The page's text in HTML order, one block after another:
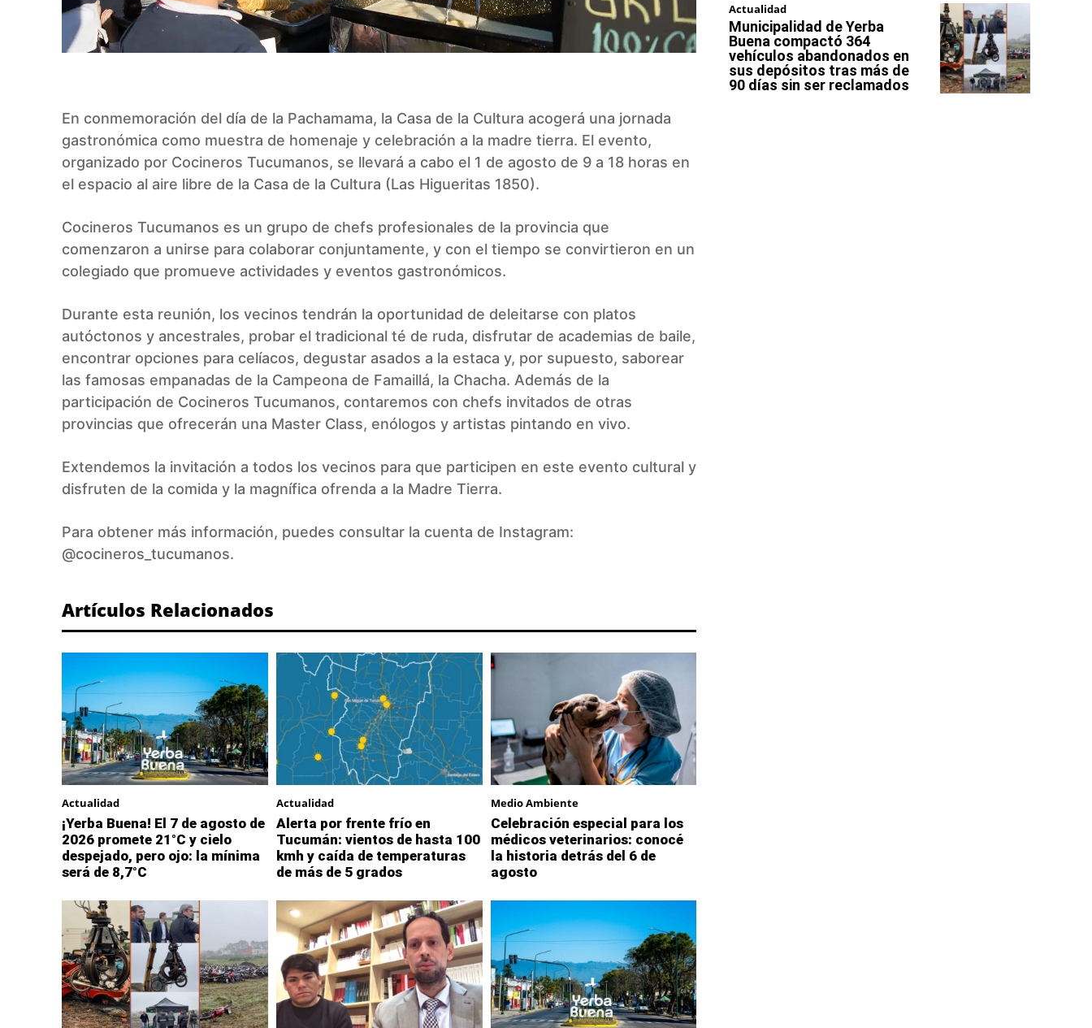
En conmemoración del día de la Pachamama, la Casa de la Cultura acogerá una jornada
gastronómica como muestra de homenaje y celebración a la madre tierra. El evento,
organizado por Cocineros Tucumanos, se llevará a cabo el 1 de agosto de 9 a 18 horas en
el espacio al aire libre de la Casa de la Cultura (Las Higueritas 1850).
Cocineros Tucumanos es un grupo de chefs profesionales de la provincia que
comenzaron a unirse para colaborar conjuntamente, y con el tiempo se convirtieron en un
colegiado que promueve actividades y eventos gastronómicos.
Durante esta reunión, los vecinos tendrán la oportunidad de deleitarse con platos
autóctonos y ancestrales, probar el tradicional té de ruda, disfrutar de academias de baile,
encontrar opciones para celíacos, degustar asados a la estaca y, por supuesto, saborear
las famosas empanadas de la Campeona de Famaillá, la Chacha. Además de la
participación de Cocineros Tucumanos, contaremos con chefs invitados de otras
provincias que ofrecerán una Master Class, enólogos y artistas pintando en vivo.
Extendemos la invitación a todos los vecinos para que participen en este evento cultural y
disfruten de la comida y la magnífica ofrenda a la Madre Tierra.
Para obtener más información, puedes consultar la cuenta de Instagram:
@cocineros_tucumanos.
Artículos Relacionados
Actualidad
¡Yerba Buena! El 7 de agosto de
2026 promete 21°C y cielo
despejado, pero ojo: la mínima
será de 8,7°C
Actualidad
Alerta por frente frío en
Tucumán: vientos de hasta 100
kmh y caída de temperaturas
de más de 5 grados
Medio Ambiente
Celebración especial para los
médicos veterinarios: conocé
la historia detrás del 6 de
agosto
Actualidad
Municipalidad de Yerba
Buena compactó 364
vehículos abandonados en
sus depósitos tras más de
90 días sin ser reclamados